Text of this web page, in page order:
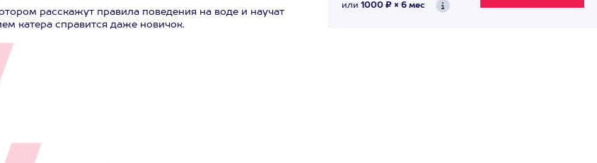
расскажут правила поведения на воде и научат
катера справится даже новичок.
или 1000 ₽ × 6 мес